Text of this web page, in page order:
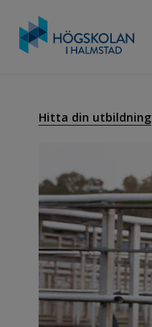
innehållHitta din utbildning